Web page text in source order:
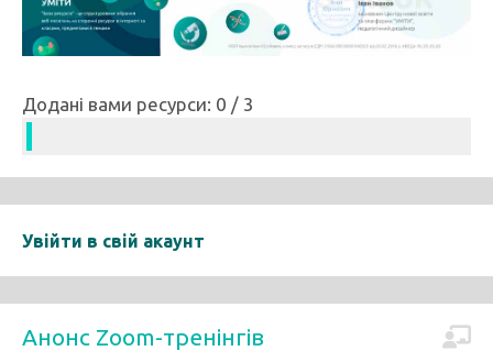
Додані вами ресурси: 0 / 3
Увійти в свій акаунт
Анонс Zoom-тренінгів